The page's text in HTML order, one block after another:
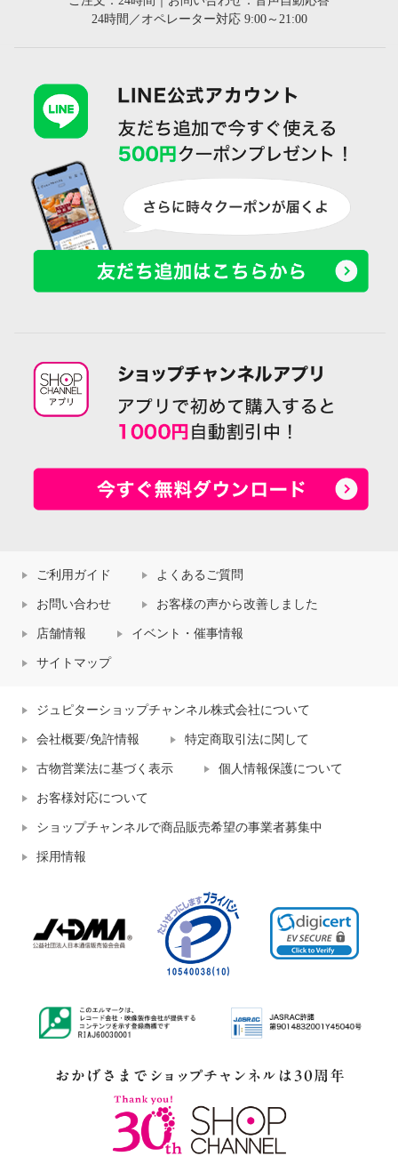
24時間／オペレーター対応 9:00～21:00
ご利用ガイド よくあるご質問
お問い合わせ お客様の声から改善しました
店舗情報 イベント・催事情報
サイトマップ
ジュピターショップチャンネル株式会社について
会社概要/免許情報 特定商取引法に関して
古物営業法に基づく表示 個人情報保護について
お客様対応について
ショップチャンネルで商品販売希望の事業者募集中
採用情報